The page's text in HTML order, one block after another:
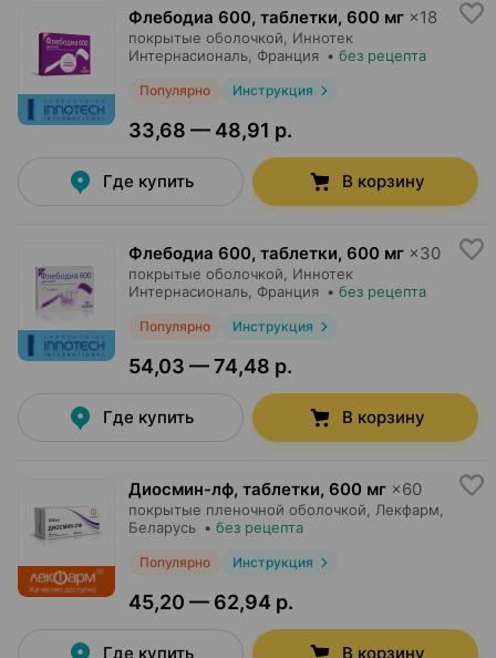
Флебодиа 600, таблетки, 600 мг ×18
покрытые оболочкой,
Иннотек
Интернасиональ , Франция • без рецепта
Популярно Инструкция
33,68 — 48,91 р.
Где купить В корзину
Флебодиа 600, таблетки, 600 мг ×30
покрытые оболочкой,
Иннотек
Интернасиональ , Франция • без рецепта
Популярно Инструкция
54,03 — 74,48 р.
Где купить В корзину
Диосмин-лф, таблетки, 600 мг ×60
покрытые пленочной оболочкой, Лекфарм
Беларусь • без рецепта
Популярно Инструкция
45,20 — 62,94 р.
Где купить В корзину